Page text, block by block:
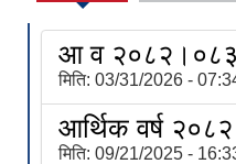
आ व २०८२।०८३
मिति: 03/31/2026 -
आर्थिक वर्ष
मिति: 09/21/2025 -